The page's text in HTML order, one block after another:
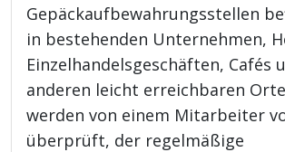
Gepäckaufbewahrungsstellen
in bestehenden Unternehmen,
Einzelhandelsgeschäften, Cafés
anderen leicht erreichbaren
werden von einem Mitarbeiter
überprüft, der regelmäßige